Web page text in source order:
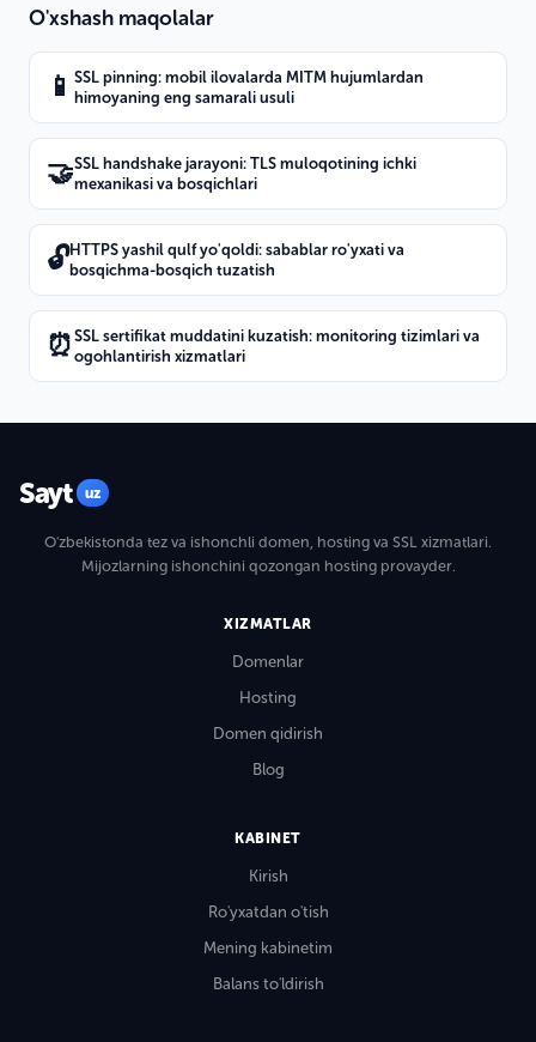
O'xshash maqolalar
📱 SSL pinning: mobil ilovalarda MITM hujumlardan
himoyaning eng samarali usuli
🤝SSL handshake jarayoni: TLS muloqotining ichki
mexanikasi va bosqichlari
🔓HTTPS yashil qulf yo'qoldi: sabablar ro'yxati va
bosqichma-bosqich tuzatish
⏰ SSL sertifikat muddatini kuzatish: monitoring tizimlari va
ogohlantirish xizmatlari
Sayt uz
O'zbekistonda tez va ishonchli domen, hosting va SSL xizmatlari.
Mijozlarning ishonchini qozongan hosting provayder.
XIZMATLAR
Domenlar
Hosting
Domen qidirish
Blog
KABINET
Kirish
Ro'yxatdan o'tish
Mening kabinetim
Balans to'ldirish